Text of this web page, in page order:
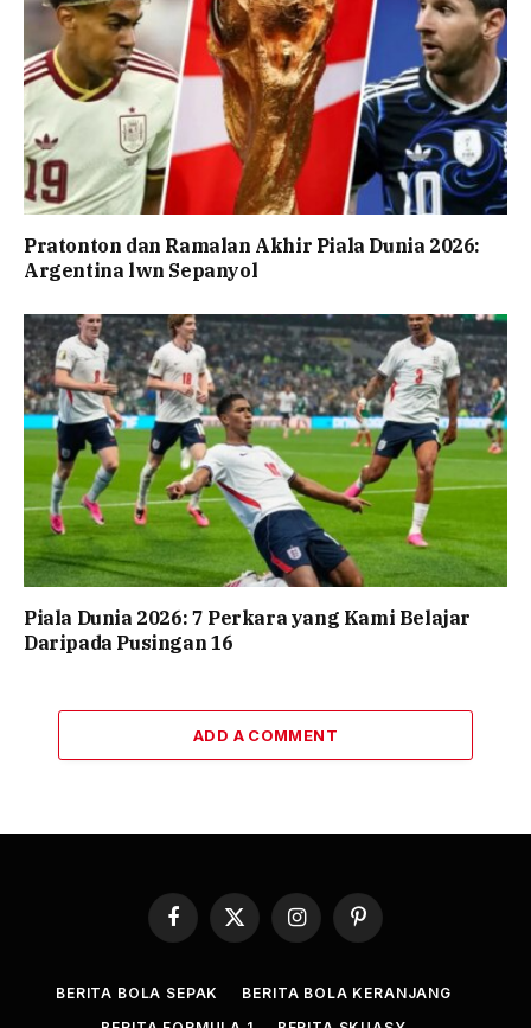
Pratonton dan Ramalan Akhir Piala Dunia 2026:
Argentina lwn Sepanyol
Piala Dunia 2026: 7 Perkara yang Kami Belajar
Daripada Pusingan 16
ADD A COMMENT
Facebook
X
(Twitter)
InstagramPinterest
BERITA BOLA SEPAK
BERITA BOLA KERANJANG